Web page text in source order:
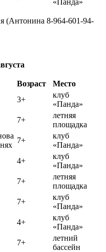
(Антонина 8-964-601-94-
Возраст
Место
3+
клуб
«Панда»
7+
летняя
площадка
7+
клуб
«Панда»
4+
клуб
«Панда»
7+
летняя
площадка
7+
клуб
«Панда»
4+
клуб
«Панда»
7+
летний
бассейн